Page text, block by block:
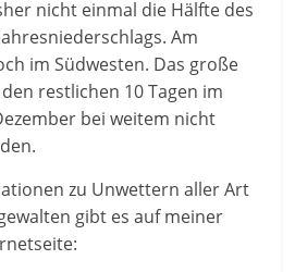
nicht einmal die Hälfte des
Am
im Südwesten. Das große
restlichen 10 Tagen im
bei weitem nicht
zu Unwettern aller Art
gibt es auf meiner